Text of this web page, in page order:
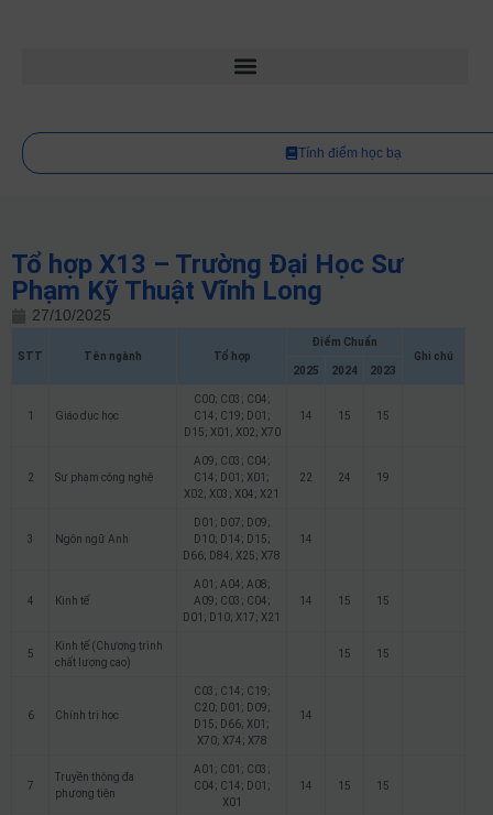
Tính điểm học bạ
Tổ hợp X13 – Trường Đại Học Sư
Phạm Kỹ Thuật Vĩnh Long
27/10/2025
STT Tên ngành Tổ hợp
Điểm Chuẩn
Ghi chú
2025
2024 2023
1 Giáo dục học
C00; C03; C04;
C14; C19; D01;
D15; X01; X02; X70
14 15 15
2 Sư phạm công nghệ
A09; C03; C04;
C14; D01; X01;
X02; X03; X04; X21
22 24 19
3 Ngôn ngữ Anh
D01; D07; D09;
D10; D14; D15;
D66; D84; X25; X78
14
4 Kinh tế
A01; A04; A08;
A09; C03; C04;
D01; D10; X17; X21
14 15 15
5
Kinh tế (Chương trình
chất lượng cao)
15 15
6 Chính trị học
C03; C14; C19;
C20; D01; D09;
D15; D66; X01;
X70; X74; X78
14
7
Truyền thông đa
phương tiện
A01; C01; C03;
C04; C14; D01;
X01
14 15 15